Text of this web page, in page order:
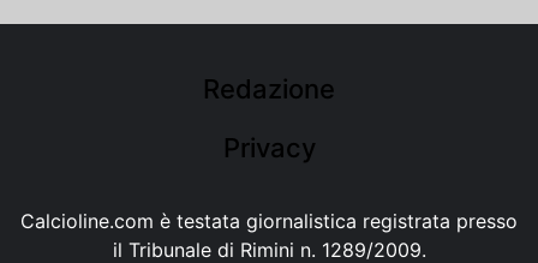
Redazione
Privacy
Calcioline.com è testata giornalistica registrata presso
il Tribunale di Rimini n. 1289/2009.